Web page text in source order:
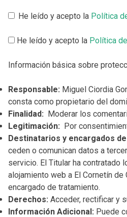
He leído y acepto la Política
He leído y acepto la Política
Información básica sobre
Responsable: Miguel Ciordia
consta como propietario del
Finalidad: Moderar los
Legitimación: Por
Destinatarios y encargados
ceden o comunican datos a
servicio. El Titular ha contratado
alojamiento web a El Cornetín de
encargado de tratamiento.
Derechos: Acceder, rectificar y
Información Adicional: Puede